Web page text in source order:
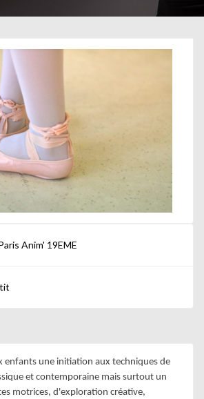
Anim' 19EME
enfants une initiation aux techniques de
et contemporaine mais surtout un
motrices, d'exploration créative,